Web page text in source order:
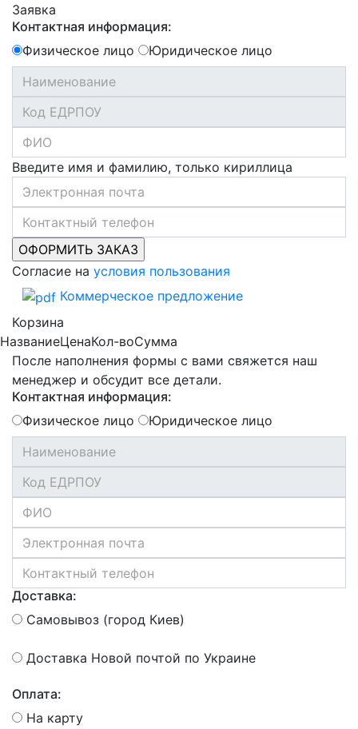
Заявка
Контактная информация:
Физическое лицо
Юридическое лицо
Введите имя и фамилию, только кириллица
Согласие на условия пользования
Коммерческое предложение
Корзина
НазваниеЦенаКол-воСумма
После наполнения формы с вами свяжется наш
менеджер и обсудит все детали.
Контактная информация:
Физическое лицо
Юридическое лицо
Доставка:
Самовывоз (город Киев)
Доставка Новой почтой по Украине
Оплата:
На карту